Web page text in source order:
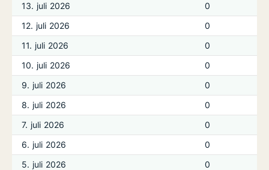
13. juli 2026
0
12. juli 2026
0
11. juli 2026
0
10. juli 2026
0
9. juli 2026
0
8. juli 2026
0
7. juli 2026
0
6. juli 2026
0
5. juli 2026
0